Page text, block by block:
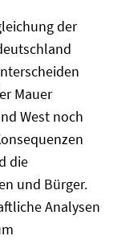
der
Mauer
West noch
die
und Bürger.
Analysen